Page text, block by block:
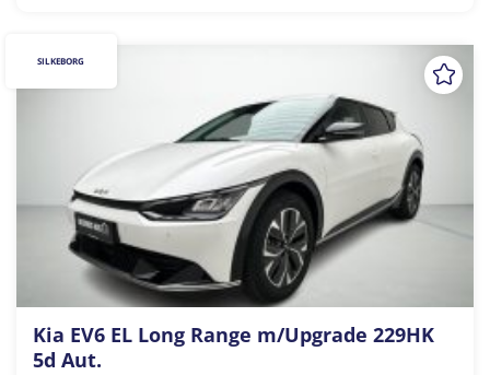
Kia EV6 EL Long Range m/Upgrade 229HK
5d Aut.
SILKEBORG